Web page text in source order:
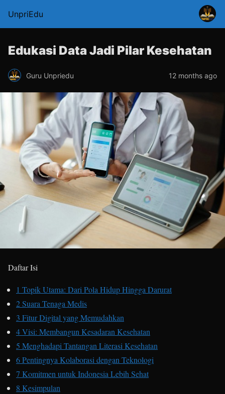
UnpriEdu
Edukasi Data Jadi Pilar Kesehatan
Guru Unpriedu 12 months ago
Daftar Isi
1 Topik Utama: Dari Pola Hidup Hingga Darurat
2Suara Tenaga Medis
3 Fitur Digital yang Memudahkan
4Visi: Membangun Kesadaran Kesehatan
5 Menghadapi Tantangan Literasi Kesehatan
6Pentingnya Kolaborasi dengan Teknologi
7 Komitmen untuk Indonesia Lebih Sehat
8 Kesimpulan